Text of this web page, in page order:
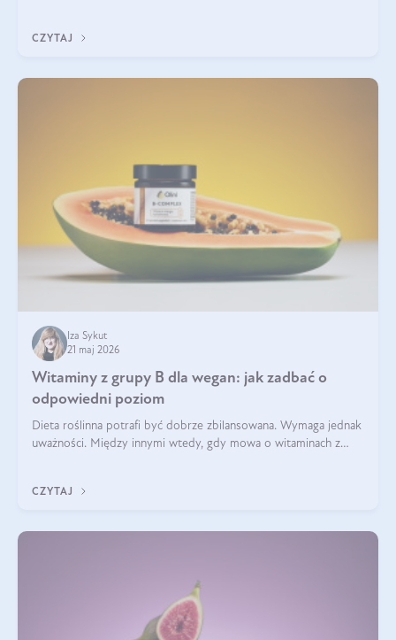
CZYTAJ
Iza Sykut
21 maj 2026
Witaminy z grupy B dla wegan: jak zadbać o
odpowiedni poziom
Dieta roślinna potrafi być dobrze zbilansowana. Wymaga jednak
uważności. Między innymi wtedy, gdy mowa o witaminach z
CZYTAJ